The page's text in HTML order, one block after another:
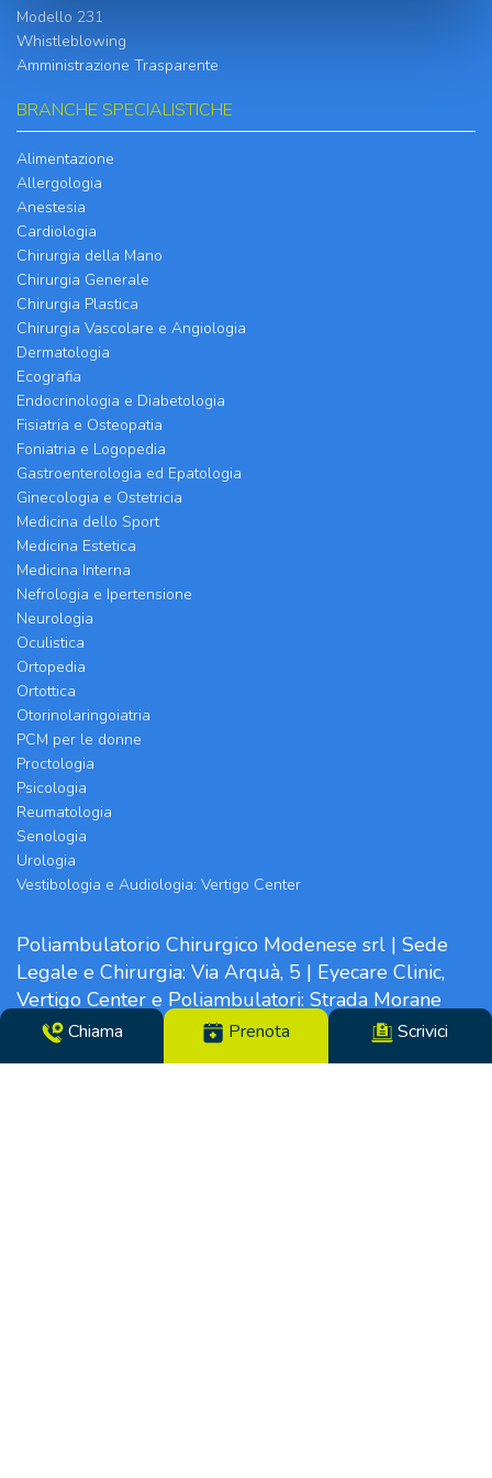
Modello 231
Whistleblowing
Amministrazione Trasparente
BRANCHE SPECIALISTICHE
Alimentazione
Allergologia
Anestesia
Cardiologia
Chirurgia della Mano
Chirurgia Generale
Chirurgia Plastica
Chirurgia Vascolare e Angiologia
Dermatologia
Ecografia
Endocrinologia e Diabetologia
Fisiatria e Osteopatia
Foniatria e Logopedia
Gastroenterologia ed Epatologia
Ginecologia e Ostetricia
Medicina dello Sport
Medicina Estetica
Medicina Interna
Nefrologia e Ipertensione
Neurologia
Oculistica
Ortopedia
Ortottica
Otorinolaringoiatria
PCM per le donne
Proctologia
Psicologia
Reumatologia
Senologia
Urologia
Vestibologia e Audiologia: Vertigo Center
Poliambulatorio Chirurgico Modenese srl | Sede
Legale e Chirurgia: Via Arquà, 5 | Eyecare Clinic,
Vertigo Center e Poliambulatori: Strada Morane
390 | 41125 Modena | Telefono 059.306196 – Fax
Chiama Prenota Scrivici